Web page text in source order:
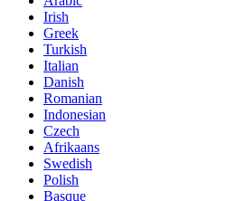
Irish
Greek
Turkish
Italian
Danish
Romanian
Indonesian
Czech
Afrikaans
Swedish
Polish
Basque